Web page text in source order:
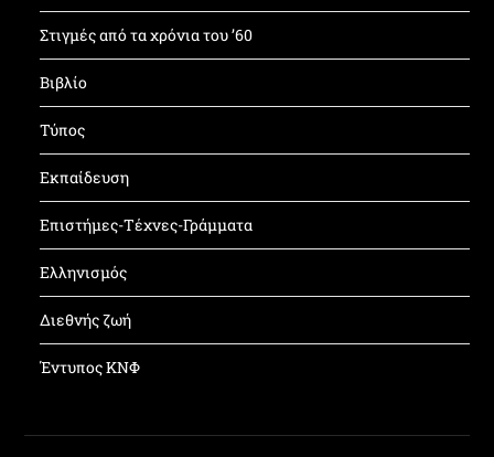
Στιγμές από τα χρόνια του ’60
Βιβλίο
Τύπος
Εκπαίδευση
Επιστήμες-Τέχνες-Γράμματα
Ελληνισμός
Διεθνής ζωή
Έντυπος ΚΝΦ